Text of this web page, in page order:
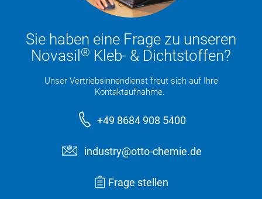
Sie haben eine Frage zu unseren
Novasil ® Kleb- & Dichtstoffen?
Unser Vertriebsinnendienst freut sich auf Ihre
Kontaktaufnahme.
+49 8684 908 5400
industry@otto-chemie.de
Frage stellen